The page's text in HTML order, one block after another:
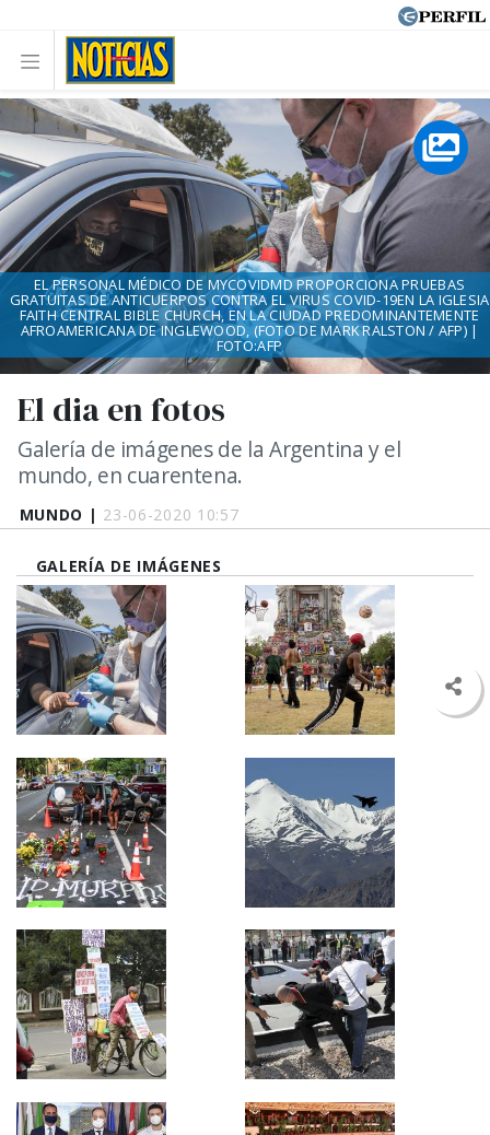
MUNDO | 23-06-2020 10:57
El dia en fotos
Galería de imágenes de la Argentina y el
mundo, en cuarentena.
EL PERSONAL MÉDICO DE MYCOVIDMD PROPORCIONA PRUEBAS
GRATUITAS DE ANTICUERPOS CONTRA EL VIRUS COVID-19EN LA IGLESIA
FAITH CENTRAL BIBLE CHURCH, EN LA CIUDAD PREDOMINANTEMENTE
AFROAMERICANA DE INGLEWOOD, (FOTO DE MARK RALSTON / AFP) |
FOTO:AFP
GALERÍA DE IMÁGENES